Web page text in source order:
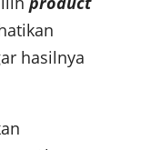
hasilnya